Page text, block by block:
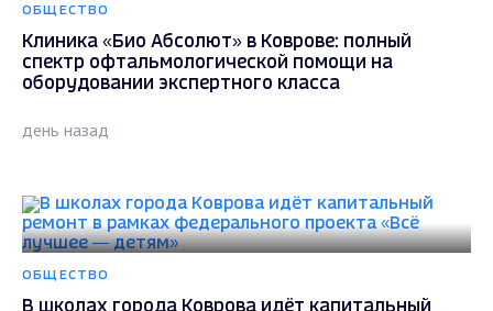
ОБЩЕСТВО
Клиника «Био Абсолют» в Коврове: полный
спектр офтальмологической помощи на
оборудовании экспертного класса
день назад
ОБЩЕСТВО
В школах города Коврова идёт капитальный